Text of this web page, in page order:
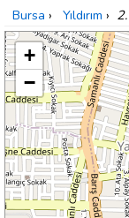
Bursa › Yıldırım ›
+
−